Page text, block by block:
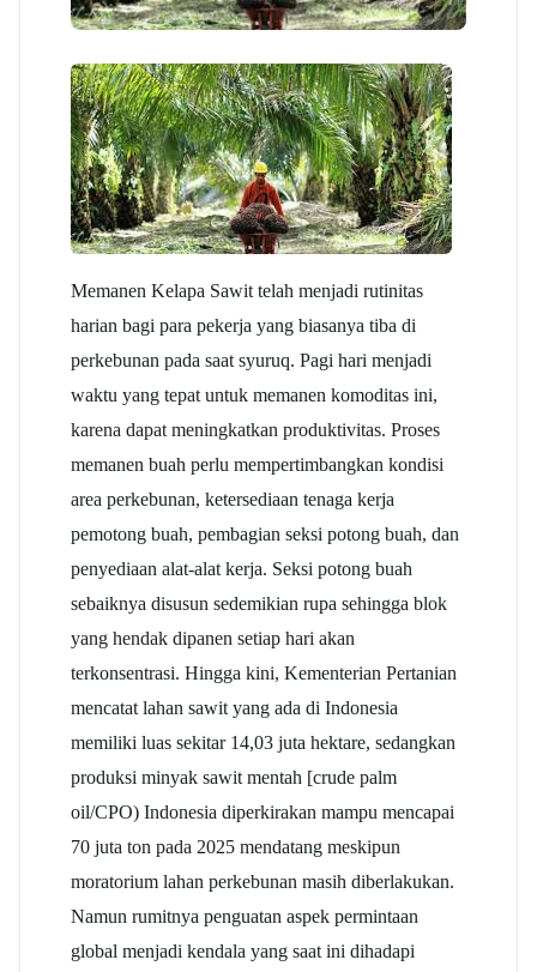
Memanen Kelapa Sawit telah menjadi rutinitas
harian bagi para pekerja yang biasanya tiba di
perkebunan pada saat syuruq. Pagi hari menjadi
waktu yang tepat untuk memanen komoditas ini,
karena dapat meningkatkan produktivitas. Proses
memanen buah perlu mempertimbangkan kondisi
area perkebunan, ketersediaan tenaga kerja
pemotong buah, pembagian seksi potong buah, dan
penyediaan alat-alat kerja. Seksi potong buah
sebaiknya disusun sedemikian rupa sehingga blok
yang hendak dipanen setiap hari akan
terkonsentrasi. Hingga kini, Kementerian Pertanian
mencatat lahan sawit yang ada di Indonesia
memiliki luas sekitar 14,03 juta hektare, sedangkan
produksi minyak sawit mentah [crude palm
oil/CPO) Indonesia diperkirakan mampu mencapai
70 juta ton pada 2025 mendatang meskipun
moratorium lahan perkebunan masih diberlakukan.
Namun rumitnya penguatan aspek permintaan
global menjadi kendala yang saat ini dihadapi